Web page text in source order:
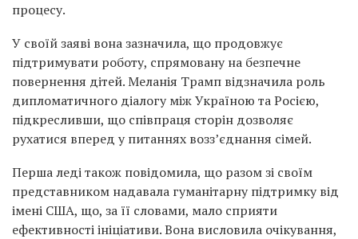
процесу.
У своїй заяві вона зазначила, що продовжує
підтримувати роботу, спрямовану на безпечне
повернення дітей. Меланія Трамп відзначила роль
дипломатичного діалогу між Україною та Росією,
підкресливши, що співпраця сторін дозволяє
рухатися вперед у питаннях возз’єднання сімей.
Перша леді також повідомила, що разом зі своїм
представником надавала гуманітарну підтримку від
імені США, що, за її словами, мало сприяти
ефективності ініціативи. Вона висловила очікування,